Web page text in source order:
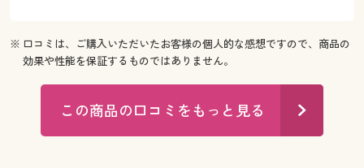
※ 口コミは、ご購入いただいたお客様の個人的な感想ですので、商品の
効果や性能を保証するものではありません。
この商品の口コミをもっと見る